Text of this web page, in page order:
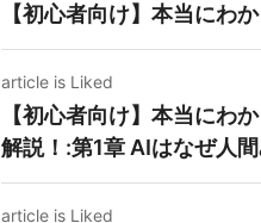
【初心者向け】本当にわ
article is Liked
【初心者向け】本当にわ
解説！:第1章 AIはなぜ人
article is Liked